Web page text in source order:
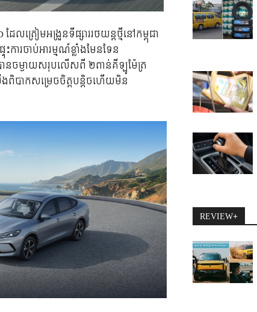
ែលត្រៀមអង្រួនទីផ្សាររថយន្តថ្មីនៅកម្ពុជា
ារចាប់អារម្មណ៍ខ្លាំងមែនទែន
ានចម្ងាយសរុបលើសពី ២ពាន់គីឡូម៉ែត្រ
ពិបាកសម្រេចចិត្តបន្តិចហើយមិន
REVIEW+